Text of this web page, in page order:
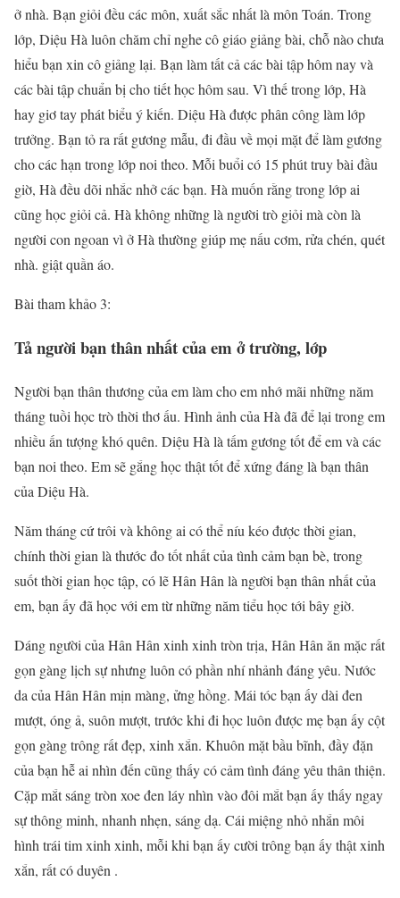
ở nhà. Bạn giỏi đều các môn, xuất sắc nhất là môn Toán. Trong
lớp, Diệu Hà luôn chăm chỉ nghe cô giáo giảng bài, chỗ nào chưa
hiểu bạn xin cô giảng lại. Bạn làm tất cả các bài tập hôm nay và
các bài tập chuẩn bị cho tiết học hôm sau. Vì thế trong lớp, Hà
hay giơ tay phát biểu ý kiến. Diệu Hà được phân công làm lớp
trưởng. Bạn tỏ ra rất gương mẫu, đi đầu về mọi mặt để làm gương
cho các hạn trong lớp noi theo. Mỗi buổi có 15 phút truy bài đầu
giờ, Hà đều dõi nhắc nhở các bạn. Hà muốn rằng trong lớp ai
cũng học giỏi cả. Hà không những là người trò giỏi mà còn là
người con ngoan vì ở Hà thường giúp mẹ nấu cơm, rửa chén, quét
nhà. giật quần áo.
Bài tham khảo 3:
Tả người bạn thân nhất của em ở trường, lớp
Người bạn thân thương của em làm cho em nhớ mãi những năm
tháng tuồi học trò thời thơ ấu. Hình ảnh của Hà đã để lại trong em
nhiều ấn tượng khó quên. Diệu Hà là tấm gương tốt để em và các
bạn noi theo. Em sẽ gắng học thật tốt để xứng đáng là bạn thân
của Diệu Hà.
Năm tháng cứ trôi và không ai có thể níu kéo được thời gian,
chính thời gian là thước đo tốt nhất của tình cảm bạn bè, trong
suốt thời gian học tập, có lẽ Hân Hân là người bạn thân nhất của
em, bạn ấy đã học với em từ những năm tiểu học tới bây giờ.
Dáng người của Hân Hân xinh xinh tròn trịa, Hân Hân ăn mặc rất
gọn gàng lịch sự nhưng luôn có phần nhí nhảnh đáng yêu. Nước
da của Hân Hân mịn màng, ửng hồng. Mái tóc bạn ấy dài đen
mượt, óng ả, suôn mượt, trước khi đi học luôn được mẹ bạn ấy cột
gọn gàng trông rất đẹp, xinh xắn. Khuôn mặt bầu bĩnh, đầy đặn
của bạn hễ ai nhìn đến cũng thấy có cảm tình đáng yêu thân thiện.
Cặp mắt sáng tròn xoe đen láy nhìn vào đôi mắt bạn ấy thấy ngay
sự thông minh, nhanh nhẹn, sáng dạ. Cái miệng nhỏ nhắn môi
hình trái tim xinh xinh, mỗi khi bạn ấy cười trông bạn ấy thật xinh
xắn, rất có duyên .